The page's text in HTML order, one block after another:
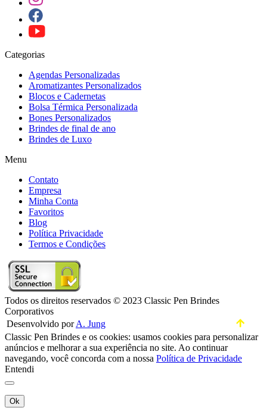
Categorias
Agendas Personalizadas
Aromatizantes Personalizados
Blocos e Cadernetas
Bolsa Térmica Personalizada
Bones Personalizados
Brindes de final de ano
Brindes de Luxo
Menu
Contato
Empresa
Minha Conta
Favoritos
Blog
Política Privacidade
Termos e Condições
Todos os direitos reservados © 2023 Classic Pen Brindes
Corporativos
Desenvolvido porA. Jung
Classic Pen Brindes e os cookies: usamos cookies para personalizar
anúncios e melhorar a sua experiência no site. Ao continuar
navegando, você concorda com a nossa Política de Privacidade
Entendi
Ok